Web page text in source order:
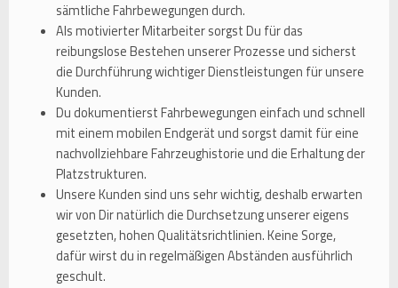
sämtliche Fahrbewegungen durch.
Als motivierter Mitarbeiter sorgst Du für das
reibungslose Bestehen unserer Prozesse und sicherst
die Durchführung wichtiger Dienstleistungen für unsere
Kunden.
Du dokumentierst Fahrbewegungen einfach und schnell
mit einem mobilen Endgerät und sorgst damit für eine
nachvollziehbare Fahrzeughistorie und die Erhaltung der
Platzstrukturen.
Unsere Kunden sind uns sehr wichtig, deshalb erwarten
wir von Dir natürlich die Durchsetzung unserer eigens
gesetzten, hohen Qualitätsrichtlinien. Keine Sorge,
dafür wirst du in regelmäßigen Abständen ausführlich
geschult.